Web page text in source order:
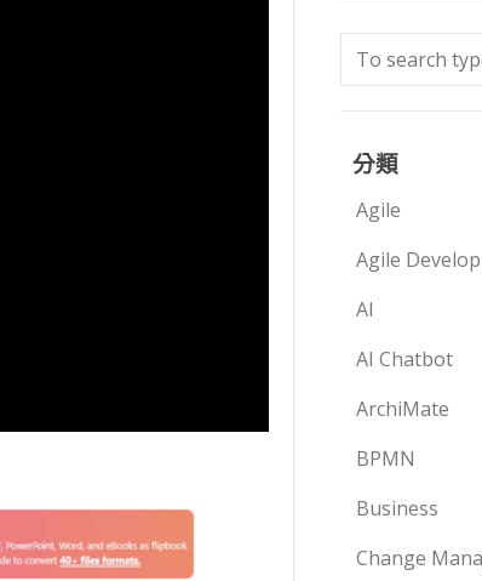
分類
Agile
Agile
AI
AI Chatbot
ArchiMate
BPMN
Business
Change